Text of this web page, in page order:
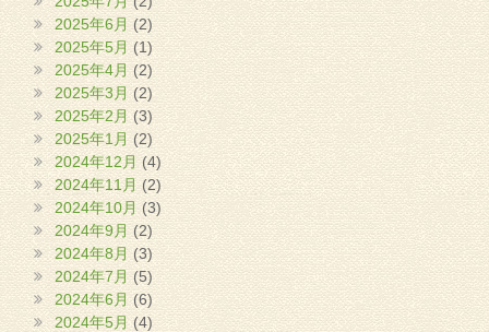
2025年6月(2)
2025年5月 (1)
2025年4月 (2)
2025年3月 (2)
2025年2月 (3)
2025年1月 (2)
2024年12月(4)
2024年11月(2)
2024年10月(3)
2024年9月(2)
2024年8月 (3)
2024年7月 (5)
2024年6月 (6)
2024年5月 (4)